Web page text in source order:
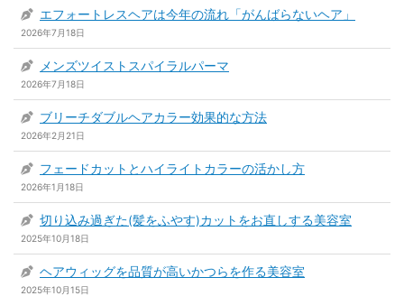
エフォートレスヘアは今年の流れ「がんばらないヘア」
2026年7月18日
メンズツイストスパイラルパーマ
2026年7月18日
ブリーチダブルヘアカラー効果的な方法
2026年2月21日
フェードカットとハイライトカラーの活かし方
2026年1月18日
切り込み過ぎた(髪をふやす)カットをお直しする美容室
2025年10月18日
ヘアウィッグを品質が高いかつらを作る美容室
2025年10月15日